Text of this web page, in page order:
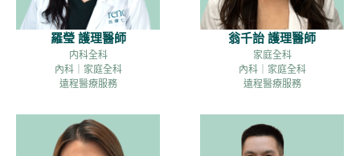
羅瑩 護理醫師
内科全科
內科｜家庭全科
遠程醫療服務
翁千詒 護理醫師
家庭全科
內科｜家庭全科
遠程醫療服務